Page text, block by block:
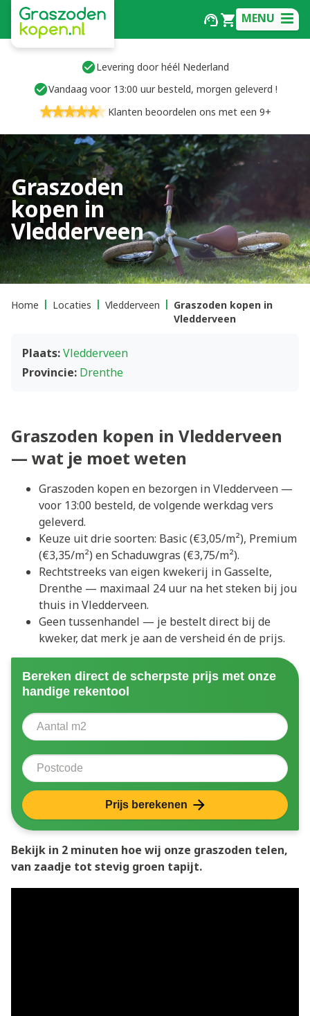
MENU
Levering door héél Nederland
Vandaag voor 13:00 uur besteld, morgen geleverd !
Klanten beoordelen ons met een 9+
Graszoden
kopen in
Vledderveen
Home Locaties Vledderveen
Graszoden kopen in
Vledderveen
Plaats:Vledderveen
Provincie: Drenthe
Graszoden kopen in Vledderveen
— wat je moet weten
Graszoden kopen en bezorgen in Vledderveen —
voor 13:00 besteld, de volgende werkdag vers
geleverd.
Keuze uit drie soorten: Basic (€3,05/m²), Premium
(€3,35/m²) en Schaduwgras (€3,75/m²).
Rechtstreeks van eigen kwekerij in Gasselte,
Drenthe — maximaal 24 uur na het steken bij jou
thuis in Vledderveen.
Geen tussenhandel — je bestelt direct bij de
kweker, dat merk je aan de versheid én de prijs.
Bereken direct de scherpste prijs met onze
handige rekentool
Aantal vierkante meter
Postcode
Prijs berekenen
Bekijk in 2 minuten hoe wij onze graszoden telen,
van zaadje tot stevig groen tapijt.